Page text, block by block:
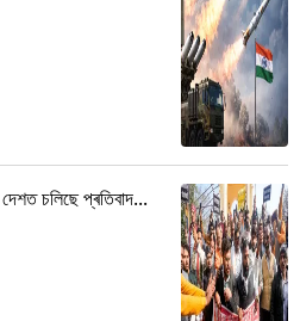
চলিছে প্ৰতিবাদ...